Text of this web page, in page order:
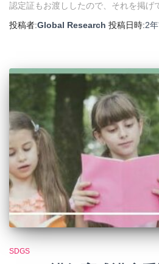
認定証もお渡ししたので、それを掲げ
投稿者:Global Research 投稿日時:2年
SDGS